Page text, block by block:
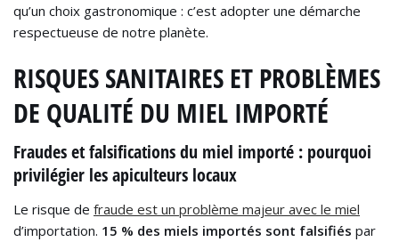
qu’un choix gastronomique : c’est adopter une démarche
respectueuse de notre planète.
RISQUES SANITAIRES ET PROBLÈMES
DE QUALITÉ DU MIEL IMPORTÉ
Fraudes et falsifications du miel importé : pourquoi
privilégier les apiculteurs locaux
Le risque de fraude est un problème majeur avec le miel
d’importation. 15 % des miels importés sont falsifiés par